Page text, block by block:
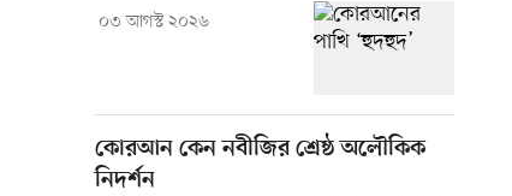
০৩ আগস্ট ২০২৬
কোরআন কেন নবীজির শ্রেষ্ঠ অলৌকিক
নিদর্শন